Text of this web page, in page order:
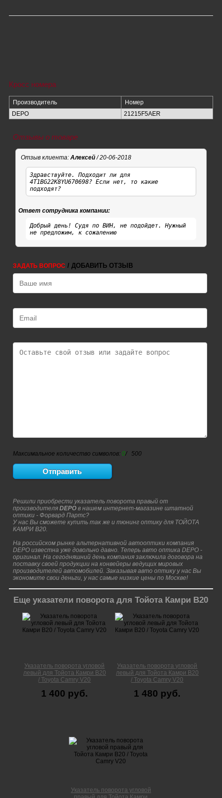
Кросс номера
Производитель
Номер
DEPO
21215F5AER
Отзывы о товаре
Отзыв клиента: Алексей/ 20-06-2018
Здравствуйте. Подходит ли для
4T1BG22K8YU670698? Если нет, то какие
подходят?
Ответ сотрудника компании:
Добрый день! Судя по ВИН, не подойдет. Нужный
не предложим, к сожалению
ЗАДАТЬ ВОПРОС / ДОБАВИТЬ ОТЗЫВ
Максимальное количество символов: 0/ 500
Решили приобрести указатель поворота правый от
производителя DEPOв нашем интернет-магазине штатной
оптики - Форвард Партс?
У нас Вы сможете купить так же и тюнинг оптику для ТОЙОТА
КАМРИ В20.
На российском рынке альтернативной автооптики компания
DEPO известна уже довольно давно. Теперь авто оптика DEPO -
оригинал. На сегодняшний день компания заключила договора на
поставку своей продукции на конвейеры ведущих мировых
производителей автомобилей. Заказывая авто оптику у нас Вы
экономите свои деньги, у нас самые низкие цены по Москве!
Еще указатели поворота для Тойота Камри В20
Указатель поворота угловой
левый для Тойота Камри В20
/ Toyota Camry V20
1 400 руб.
Указатель поворота угловой
левый для Тойота Камри В20
/ Toyota Camry V20
1 480 руб.
Указатель поворота угловой